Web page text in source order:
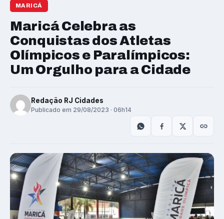
MARICÁ
Maricá Celebra as
Conquistas dos Atletas
Olímpicos e Paralímpicos:
Um Orgulho para a Cidade
Redação RJ Cidades
Publicado em 29/08/2023 · 06h14